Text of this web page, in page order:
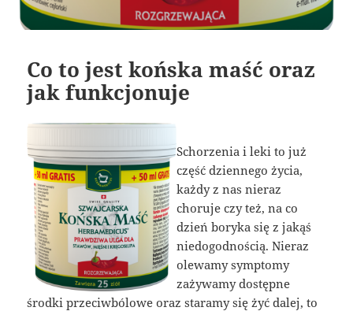
Co to jest końska maść oraz
jak funkcjonuje
Schorzenia i leki to już
część dziennego życia,
każdy z nas nieraz
choruje czy też, na co
dzień boryka się z jakąś
niedogodnością. Nieraz
olewamy symptomy
zażywamy dostępne
środki przeciwbólowe oraz staramy się żyć dalej, to